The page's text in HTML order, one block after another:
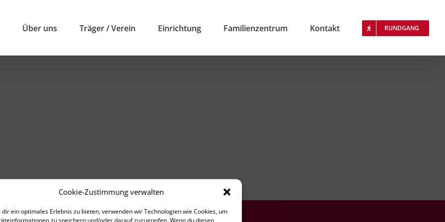
Cookie-Zustimmung verwalten
dir ein optimales Erlebnis zu bieten, verwenden wir Technologien wie Cookies, um
zu speichern und/oder darauf zuzugreifen. Wenn du diesen
Über uns Träger / Verein Einrichtung Familienzentrum Kontakt RUNDGANG